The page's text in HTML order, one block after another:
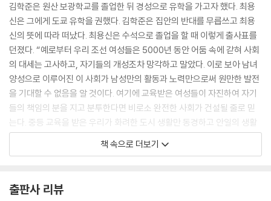
머리에 석남꽃을 꽂고 · 최항의 연인 265
최치원, 귀신을 만나다 · 장씨 자매 269
잉어가 이어 준 인연 · 연화부인과 무월랑 274
다리가 넷이더라 · 처용의 아내 279
호랑이가 사랑한 남자 · 호녀와 김현 285
왕의 구혼을 거절한 여인 · 홍라녀 290
꿈으로 맺어진 인연 · 정효준의 아내 294
김학준은 원산 보광학교를 졸업한 뒤 경성으로 유학을 가고자 했다. 최용
신은 그에게 도쿄 유학을 권했다. 김학준은 집안의 반대를 무릅쓰고 최용
신의 뜻에 따라 떠났다. 최용신은 수석으로 졸업을 할 때 이렇게 출사표를
던졌다. “예로부터 우리 조선 여성들은 5000년 동안 어둠 속에 갇혀 사회
의 대세는 고사하고, 자기들의 개성조차 망각하고 말았다. 이로 보아 남녀
양성으로 이루어진 이 사회가 남성만의 활동과 노력만으로써 원만한 발전
을 기대할 수 없음을 알 것이다. 여기에 교육받은 여성들이 자진하여 자기
들의 책임의 분을 지고 분투한다면 비로소 완전한 사회가 건설될 줄로 믿
는다. 중등 교육을 받은 우리가 화려한 도시 생활만 동경하고 안일의 생활
만 꿈꾸어야 옳을 것인가? 농촌으로 돌아가 문맹 퇴치에 노력해야 옳을 것
인가? 거듭 말하노니 우리는 손을 잡고 농촌으로 달려가자.”
7000시간의 비행을 기록하며 무공 훈장까지 받은 권기옥. 그녀는 집에 돌
책 속으로 더보기
출판사 리뷰